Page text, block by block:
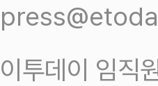
이투데이 임직